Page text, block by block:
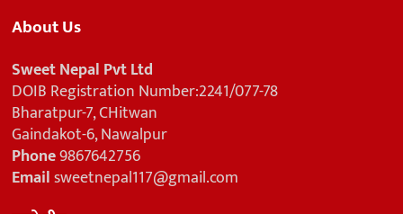
About Us
Sweet Nepal Pvt Ltd
DOIB Registration Number:2241/077-78
Bharatpur-7, CHitwan
Gaindakot-6, Nawalpur
Phone9867642756
Emailsweetnepal117@gmail.com